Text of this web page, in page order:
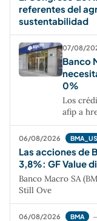
referentes del
sustentabilidad
07/08/
Banco
0%
Los
afip a
06/08/2026 BMA_US
Las acciones de
3,8%: GF Value
Banco Macro SA
Still Ove
06/08/2026 BMA